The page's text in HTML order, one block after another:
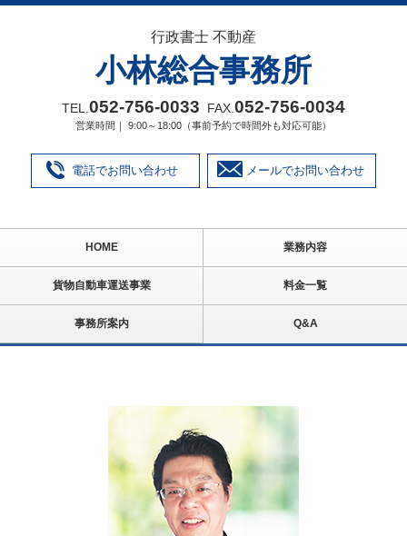
行政書士 不動産
小林総合事務所
TEL. 052‐756‐0033 FAX. 052‐756‐0034
営業時間｜ 9:00～18:00（事前予約で時間外も対応可能）
電話でお問い合わせ メールでお問い合わせ
HOME 業務内容
貨物自動車運送事業 料金一覧
事務所案内 Q&A